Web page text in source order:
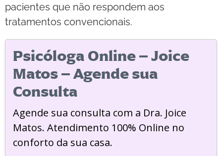
pacientes que não respondem aos
tratamentos convencionais.
Psicóloga Online – Joice
Matos – Agende sua
Consulta
Agende sua consulta com a Dra. Joice
Matos. Atendimento 100% Online no
conforto da sua casa.